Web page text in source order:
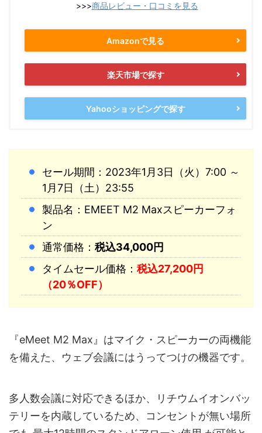
>>>商品レビュー・口コミを見る
Amazonで見る
楽天市場で探す
Yahooショッピングで探す
セール期間：2023年1月3日（火）7:00 ～
1月7日（土）23:55
製品名：EMEET M2 Maxスピーカーフォ
ン
通常価格： 税込34,000円
タイムセール価格： 税込27,200円
（20％OFF）
『eMeet M2 Max』はマイク・スピーカーの両機能
を備えた、ウェブ会議にはうってつけの機器です。
多人数会議に対応できるほか、リチウムイオンバッ
テリーを内蔵しているため、コンセントが無い場所